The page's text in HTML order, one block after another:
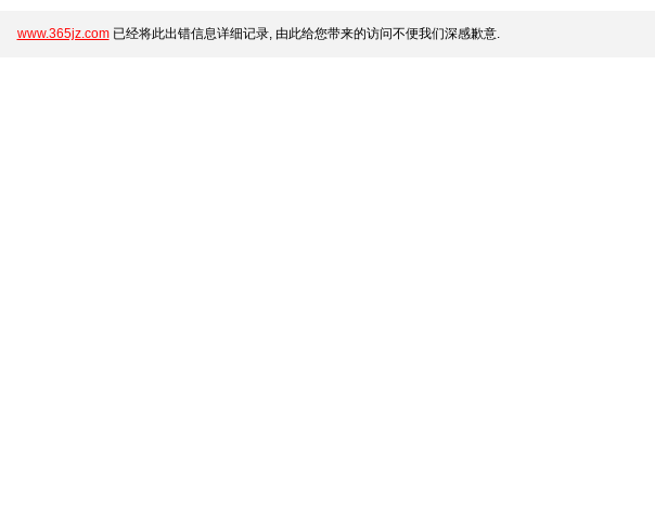
www.365jz.com已经将此出错信息详细记录, 由此给您带来的访问不便我们深感歉意.